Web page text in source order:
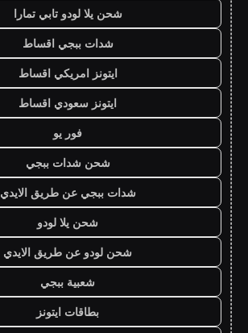
شحن يلا لودو تابي تمارا
شدات ببجي اقساط
ايتونز امريكي اقساط
ايتونز سعودي اقساط
فور يو
شحن شدات ببجي
شدات ببجي عن طريق الايدي
شحن يلا لودو
شحن لودو عن طريق الايدي
شعبية ببجي
بطاقات ايتونز